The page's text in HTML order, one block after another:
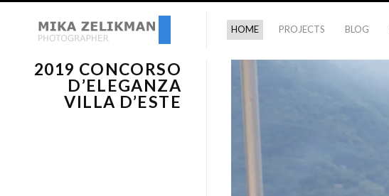
HOME PROJECTS BLOG
2019 CONCORSO
D’ELEGANZA
VILLA D’ESTE